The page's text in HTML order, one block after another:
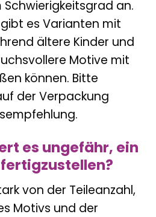
an.
es Varianten mit
ältere Kinder und
Motive mit
können. Bitte
der Verpackung
es ungefähr, ein
von der Teileanzahl,
Motivs und der